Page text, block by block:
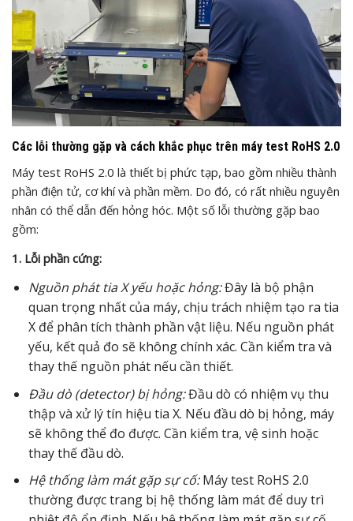
Các lỗi thường gặp và cách khắc phục trên máy test RoHS 2.0
Máy test RoHS 2.0 là thiết bị phức tạp, bao gồm nhiều thành
phần điện tử, cơ khí và phần mềm. Do đó, có rất nhiều nguyên
nhân có thể dẫn đến hỏng hóc. Một số lỗi thường gặp bao
gồm:
1. Lỗi phần cứng:
Nguồn phát tia X yếu hoặc hỏng:Đây là bộ phận
quan trọng nhất của máy, chịu trách nhiệm tạo ra tia
X để phân tích thành phần vật liệu. Nếu nguồn phát
yếu, kết quả đo sẽ không chính xác. Cần kiểm tra và
thay thế nguồn phát nếu cần thiết.
Đầu dò (detector) bị hỏng:Đầu dò có nhiệm vụ thu
thập và xử lý tín hiệu tia X. Nếu đầu dò bị hỏng, máy
sẽ không thể đo được. Cần kiểm tra, vệ sinh hoặc
thay thế đầu dò.
Hệ thống làm mát gặp sự cố:Máy test RoHS 2.0
thường được trang bị hệ thống làm mát để duy trì